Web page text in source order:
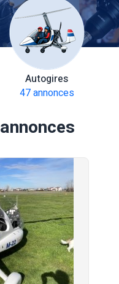
Autogires
47 annonces
annonces